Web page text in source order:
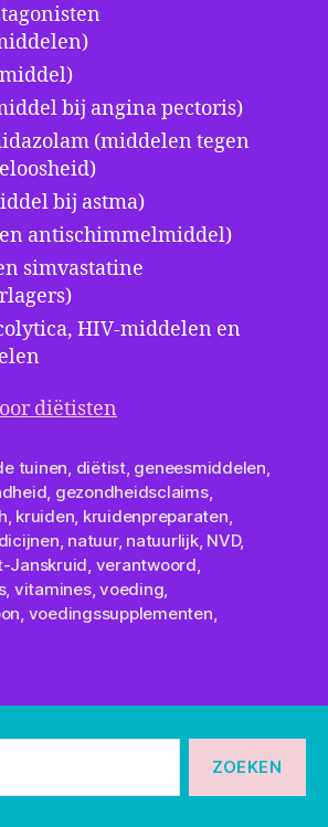
bij angina pectoris)
(middelen tegen
bij astma)
antischimmelmiddel)
simvastatine
HIV-middelen en
diëtisten
tuinen, diëtist, geneesmiddelen,
, gezondheidsclaims,
, kruiden, kruidenpreparaten,
, natuur, natuurlijk, NVD,
Janskruid, verantwoord,
, vitamines,voeding,
, voedingssupplementen,